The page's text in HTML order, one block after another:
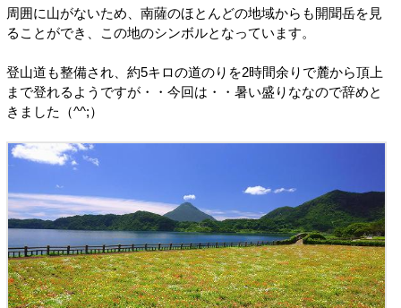
周囲に山がないため、南薩のほとんどの地域からも開聞岳を見
ることができ、この地のシンボルとなっています。
登山道も整備され、約5キロの道のりを2時間余りで麓から頂上
まで登れるようですが・・今回は・・暑い盛りななので辞めと
きました（^^;）